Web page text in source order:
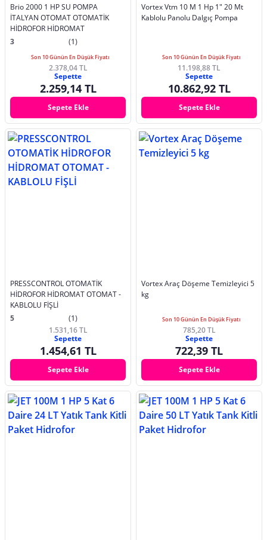
Brio 2000 1 HP SU POMPA
İTALYAN OTOMAT OTOMATİK
HİDROFOR HİDROMAT
3
(1)
Son 10 Günün En Düşük Fiyatı
2.378,04 TL
Sepette
2.259,14 TL
Sepete Ekle
Vortex Vtm 10 M 1 Hp 1" 20 Mt
Kablolu Panolu Dalgıç Pompa
Son 10 Günün En Düşük Fiyatı
11.198,88 TL
Sepette
10.862,92 TL
Sepete Ekle
PRESSCONTROL OTOMATİK
HİDROFOR HİDROMAT OTOMAT -
KABLOLU FİŞLİ
5
(1)
1.531,16 TL
Sepette
1.454,61 TL
Sepete Ekle
Vortex Araç Döşeme Temizleyici 5
kg
Son 10 Günün En Düşük Fiyatı
785,20 TL
Sepette
722,39 TL
Sepete Ekle